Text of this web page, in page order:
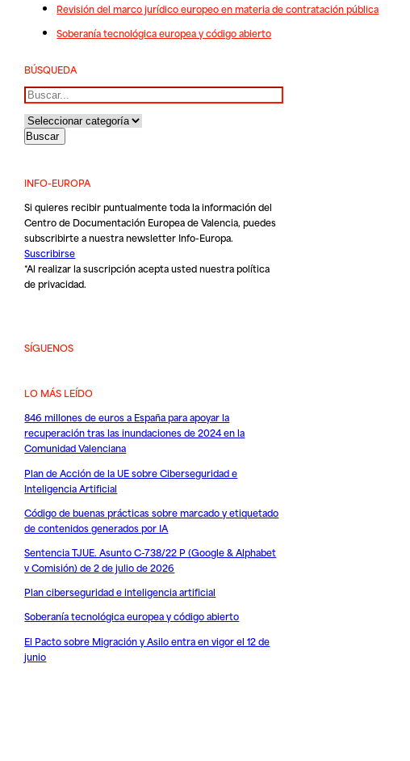
Revisión del marco jurídico europeo en materia de contratación pública
Soberanía tecnológica europea y código abierto
BÚSQUEDA
Buscar
INFO-EUROPA
Si quieres recibir puntualmente toda la información del
Centro de Documentación Europea de Valencia, puedes
subscribirte a nuestra newsletter Info-Europa.
Suscribirse
*Al realizar la suscripción acepta usted nuestrapolítica
de privacidad.
SÍGUENOS
LO MÁS LEÍDO
846 millones de euros a España para apoyar la
recuperación tras las inundaciones de 2024 en la
Comunidad Valenciana
Plan de Acción de la UE sobre Ciberseguridad e
Inteligencia Artificial
Código de buenas prácticas sobre marcado y etiquetado
de contenidos generados por IA
Sentencia TJUE. Asunto C-738/22 P (Google & Alphabet
v Comisión) de 2 de julio de 2026
Plan ciberseguridad e inteligencia artificial
Soberanía tecnológica europea y código abierto
El Pacto sobre Migración y Asilo entra en vigor el 12 de
junio